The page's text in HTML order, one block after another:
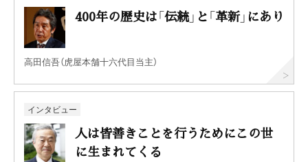
400年の歴史は「伝統」と「革新」にあり
高田信吾（虎屋本舗十六代目当主）
インタビュー
人は皆善きことを行うためにこの世
に生まれてくる